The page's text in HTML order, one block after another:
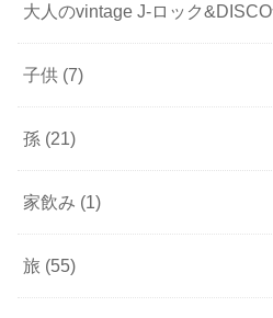
大人のvintage J-ロック&DISCO
子供 (7)
孫 (21)
家飲み (1)
旅 (55)